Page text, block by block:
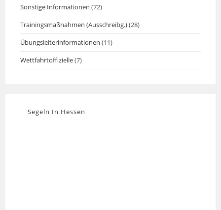
Sonstige Informationen (72)
Trainingsmaßnahmen (Ausschreibg.)(28)
Übungsleiterinformationen (11)
Wettfahrtoffizielle(7)
Segeln In Hessen